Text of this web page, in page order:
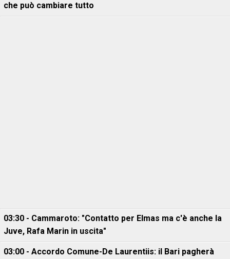
che può cambiare tutto
03:30 - Cammaroto: "Contatto per Elmas ma c'è anche la
Juve, Rafa Marin in uscita"
03:00 - Accordo Comune-De Laurentiis: il Bari pagherà